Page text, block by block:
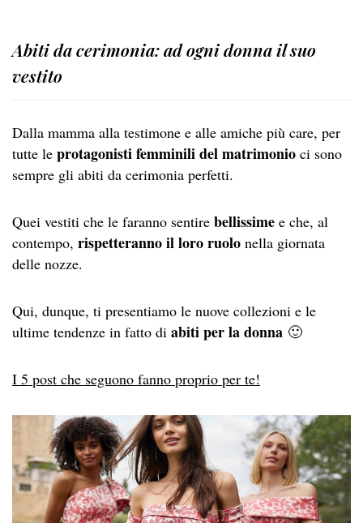
Abiti da cerimonia: ad ogni donna il suo
vestito
Dalla mamma alla testimone e alle amiche più care, per
tutte le protagonisti femminili del matrimonio ci sono
sempre gli abiti da cerimonia perfetti.
Quei vestiti che le faranno sentire bellissime e che, al
contempo, rispetteranno il loro ruolo nella giornata
delle nozze.
Qui, dunque, ti presentiamo le nuove collezioni e le
ultime tendenze in fatto di abiti per la donna 🙂
I 5 post che seguono fanno proprio per te!